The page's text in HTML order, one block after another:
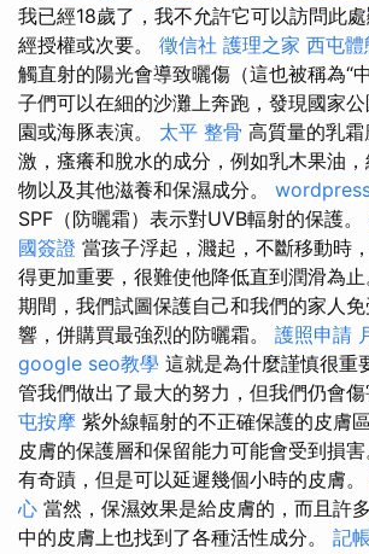
我已經18歲了，我不允許它可以訪問此
經授權或次要。 徵信社 護理之家 西屯
觸直射的陽光會導致曬傷（這也被稱為“
子們可以在細的沙灘上奔跑，發現國家
園或海豚表演。 太平 整骨 高質量的乳
激，瘙癢和脫水的成分，例如乳木果油
物以及其他滋養和保濕成分。
SPF（防曬霜）表示對UVB輻射的保護。
國簽證 當孩子浮起，濺起，不斷移動時
得更加重要，很難使他降低直到潤滑為
期間，我們試圖保護自己和我們的家人
響，併購買最強烈的防曬霜。 護照申請
google seo教學 這就是為什麼謹慎很重
管我們做出了最大的努力，但我們仍會傷
屯按摩 紫外線輻射的不正確保護的皮膚
皮膚的保護層和保留能力可能會受到損
有奇蹟，但是可以延遲幾個小時的皮膚。
心 當然，保濕效果是給皮膚的，而且許
中的皮膚上也找到了各種活性成分。 記